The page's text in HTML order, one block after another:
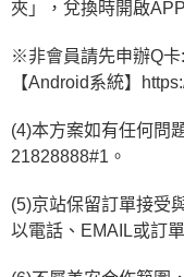
夾」，兌換時開啟
※非會員請先申辦Q卡
【Android系統】
(4)本方案如有任何問
21828888#1。
(5)京站保留訂單接受
以電話、EMAIL或訂